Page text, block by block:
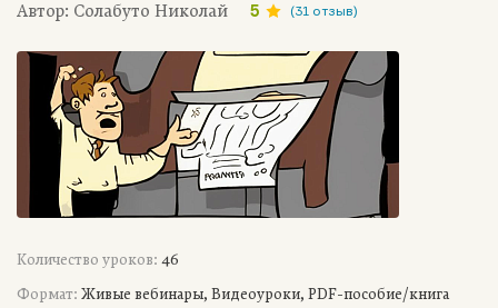
Автор: Солабуто Николай 5 (31 отзыв)
Количество уроков: 46
Формат: Живые вебинары, Видеоуроки, PDF-пособие/книга